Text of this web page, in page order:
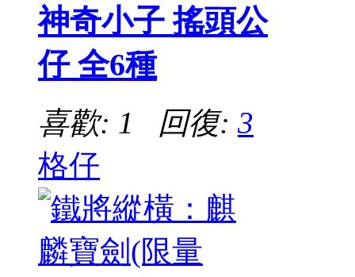
神奇小子 搖頭公
仔 全6種
喜歡: 1 回復: 3
格仔